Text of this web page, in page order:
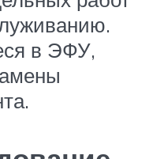
в ЭФУ,